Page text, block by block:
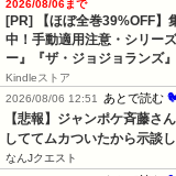
2026/08/06まで
[PR]
【ほぼ全巻39%OFF
中！手動適用注意・シリー
ー』『ザ・ジョジョランズ
Kindleストア
2026/08/06 12:51
あとで読む
【悲報】ジャンポケ斉藤さ
しててムカついたから示談
なんJクエスト